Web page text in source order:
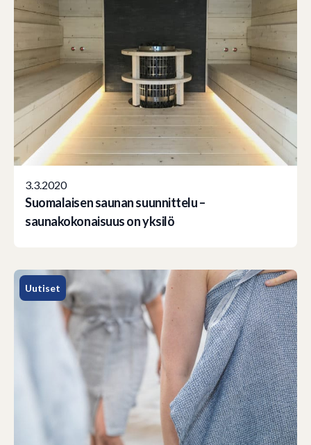
3.3.2020
Suomalaisen saunan suunnittelu –
saunakokonaisuus on yksilö
Uutiset